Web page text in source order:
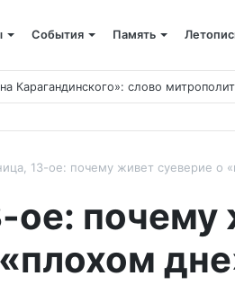
События Память
Карагандинского»: слово
13-ое: почему живет суеверие о
ое: почему